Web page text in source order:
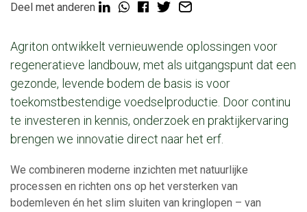
Deel met anderen
Agriton ontwikkelt vernieuwende oplossingen voor
regeneratieve landbouw, met als uitgangspunt dat een
gezonde, levende bodem de basis is voor
toekomstbestendige voedselproductie. Door continu
te investeren in kennis, onderzoek en praktijkervaring
brengen we innovatie direct naar het erf.
We combineren moderne inzichten met natuurlijke
processen en richten ons op het versterken van
bodemleven én het slim sluiten van kringlopen – van